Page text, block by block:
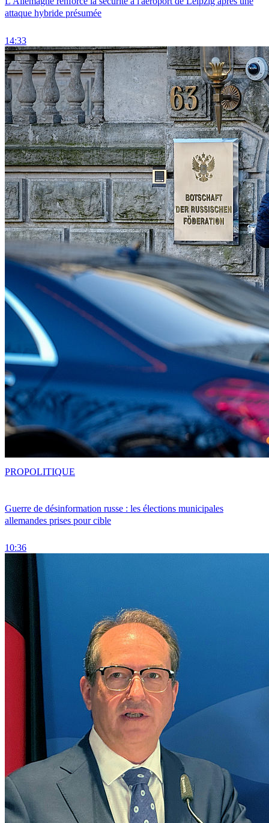
attaque hybride présumée
14:33
Guerre de désinformation russe : les élections municipales
allemandes prises pour cible
10:36
PROPOLITIQUE